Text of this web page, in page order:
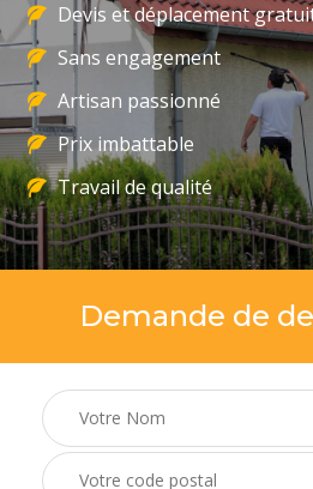
Devis et déplacement
Sans engagement
Artisan passionné
Prix imbattable
Travail de qualité
Demande de